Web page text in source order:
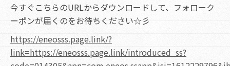
今すぐこちらのURLからダウンロードして、フォローク
ーポンが届くのをお待ちください☆彡
https://eneosss.page.link/?
link=https://eneosss.page.link/introduced_ss?